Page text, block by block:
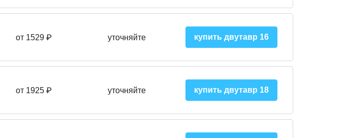
от 1529 ₽ уточняйте купить двутавр 16
от 1925 ₽ уточняйте купить двутавр 18